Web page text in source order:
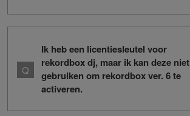
Ik heb een licentiesleutel voor
rekordbox dj, maar ik kan deze niet
gebruiken om rekordbox ver. 6 te
activeren.